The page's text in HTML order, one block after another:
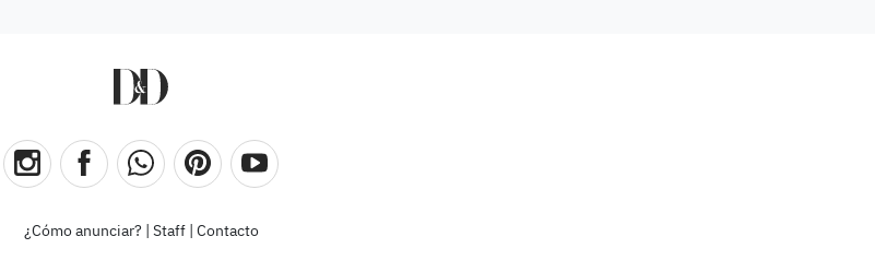
¿Cómo anunciar? Staff| Contacto